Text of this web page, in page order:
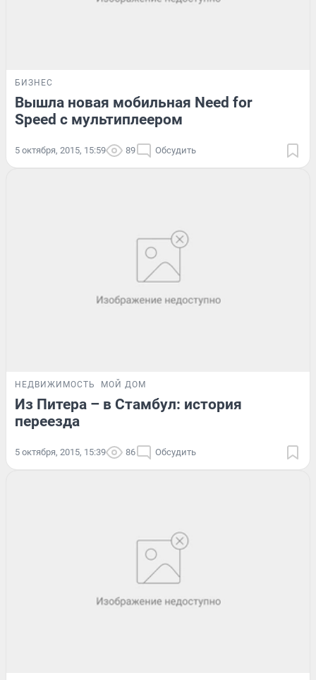
БИЗНЕС
Вышла новая мобильная Need for
Speed с мультиплеером
5 октября, 2015, 15:59 89 Обсудить
НЕДВИЖИМОСТЬ МОЙ ДОМ
Из Питера – в Стамбул: история
переезда
5 октября, 2015, 15:39 86 Обсудить